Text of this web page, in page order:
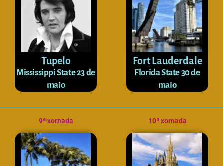
Tupelo
Mississippi State 23 de
maio
Fort Lauderdale
Florida State 30 de
maio
9ª xornada 10ª xornada